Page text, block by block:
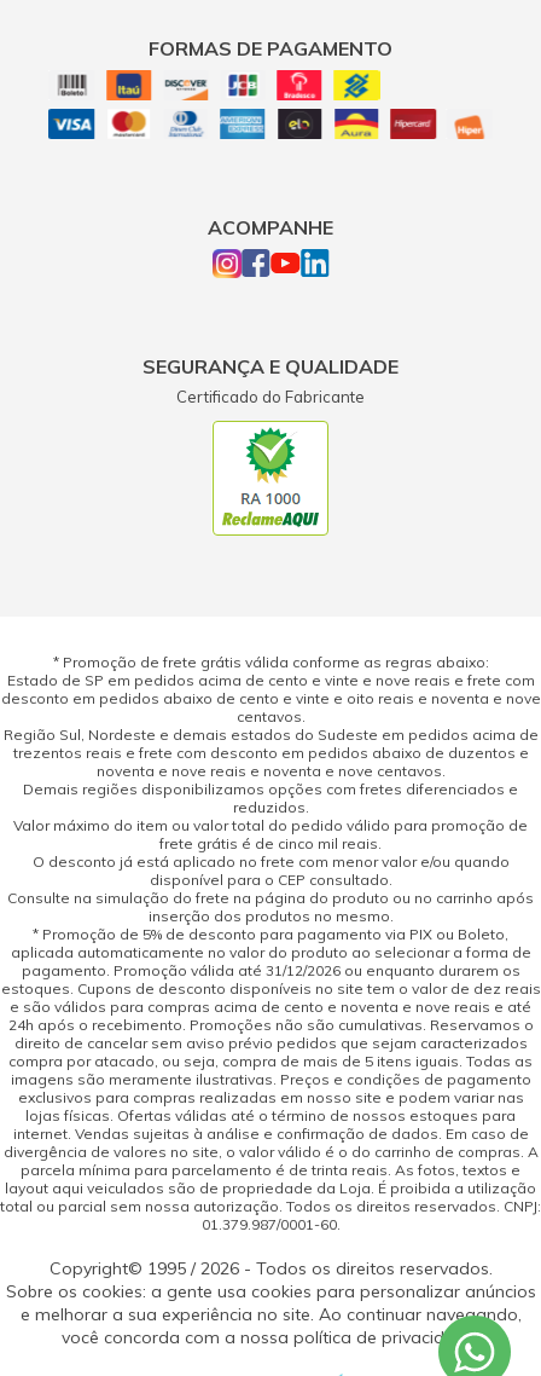
FORMAS DE PAGAMENTO
ACOMPANHE
SEGURANÇA E QUALIDADE
Certificado do Fabricante
* Promoção de frete grátis válida conforme as regras abaixo:
Estado de SP em pedidos acima de cento e vinte e nove reais e frete com
desconto em pedidos abaixo de cento e vinte e oito reais e noventa e nove
centavos.
Região Sul, Nordeste e demais estados do Sudeste em pedidos acima de
trezentos reais e frete com desconto em pedidos abaixo de duzentos e
noventa e nove reais e noventa e nove centavos.
Demais regiões disponibilizamos opções com fretes diferenciados e
reduzidos.
Valor máximo do item ou valor total do pedido válido para promoção de
frete grátis é de cinco mil reais.
O desconto já está aplicado no frete com menor valor e/ou quando
disponível para o CEP consultado.
Consulte na simulação do frete na página do produto ou no carrinho após
inserção dos produtos no mesmo.
* Promoção de 5% de desconto para pagamento via PIX ou Boleto,
aplicada automaticamente no valor do produto ao selecionar a forma de
pagamento. Promoção válida até 31/12/2026 ou enquanto durarem os
estoques. Cupons de desconto disponíveis no site tem o valor de dez reais
e são válidos para compras acima de cento e noventa e nove reais e até
24h após o recebimento. Promoções não são cumulativas. Reservamos o
direito de cancelar sem aviso prévio pedidos que sejam caracterizados
compra por atacado, ou seja, compra de mais de 5 itens iguais. Todas as
imagens são meramente ilustrativas. Preços e condições de pagamento
exclusivos para compras realizadas em nosso site e podem variar nas
lojas físicas. Ofertas válidas até o término de nossos estoques para
internet. Vendas sujeitas à análise e confirmação de dados. Em caso de
divergência de valores no site, o valor válido é o do carrinho de compras. A
parcela mínima para parcelamento é de trinta reais. As fotos, textos e
layout aqui veiculados são de propriedade da Loja. É proibida a utilização
total ou parcial sem nossa autorização. Todos os direitos reservados. CNPJ:
01.379.987/0001-60.
Copyright© 1995 / 2026 - Todos os direitos reservados.
Sobre os cookies: a gente usa cookies para personalizar anúncios
e melhorar a sua experiência no site. Ao continuar navegando,
você concorda com a nossa política de privacidade.